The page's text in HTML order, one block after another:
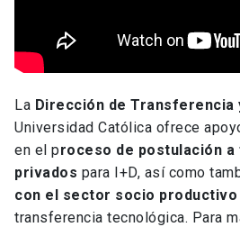
La Dirección de Transferencia
Universidad Católica ofrece
en el proceso de postulación
privados para I+D, así como
con el sector socio productivo
transferencia tecnológica. Para